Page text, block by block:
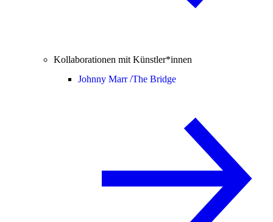
Kollaborationen mit Künstler*innen
Johnny Marr /The Bridge